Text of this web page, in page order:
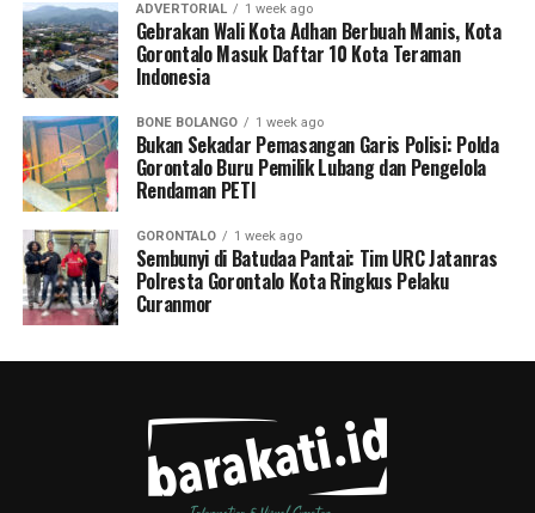
ADVERTORIAL 1 week ago
Gebrakan Wali Kota Adhan Berbuah Manis, Kota
Gorontalo Masuk Daftar 10 Kota Teraman
Indonesia
BONE BOLANGO 1 week ago
Bukan Sekadar Pemasangan Garis Polisi: Polda
Gorontalo Buru Pemilik Lubang dan Pengelola
Rendaman PETI
GORONTALO 1 week ago
Sembunyi di Batudaa Pantai: Tim URC Jatanras
Polresta Gorontalo Kota Ringkus Pelaku
Curanmor